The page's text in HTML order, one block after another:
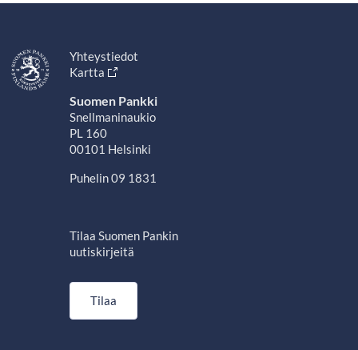
Yhteystiedot
Kartta
Suomen Pankki
Snellmaninaukio
PL 160
00101 Helsinki
Puhelin 09 1831
Tilaa Suomen Pankin
uutiskirjeitä
Tilaa